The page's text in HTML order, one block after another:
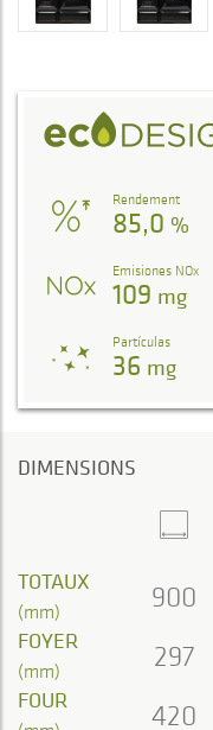
Rendement
85,0 %
Emisiones NOx
109 mg
Partículas
36 mg
DIMENSIONS
TOTAUX
(mm) 900
FOYER
(mm) 297
FOUR 420